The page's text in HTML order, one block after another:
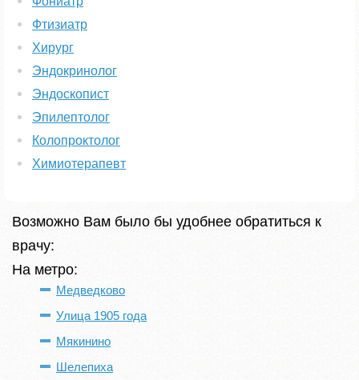
Фтизиатр
Хирург
Эндокринолог
Эндоскопист
Эпилептолог
Колопроктолог
Химиотерапевт
Возможно Вам было бы удобнее обратиться к
врачу:
На метро:
Медведково
Улица 1905 года
Мякинино
Шелепиха